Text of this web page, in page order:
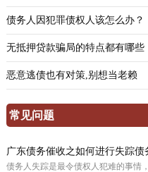
债务人因犯罪债权人该怎么办？
无抵押贷款骗局的特点都有哪些
恶意逃债也有对策,别想当老赖
常见问题
广东债务催收之如何进行失踪
债务人失踪是最令债权人犯难的事情